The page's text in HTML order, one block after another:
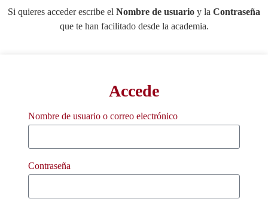
Si quieres acceder escribe el Nombre de usuario y la Contraseña
que te han facilitado desde la academia.
Accede
Nombre de usuario o correo electrónico
Contraseña